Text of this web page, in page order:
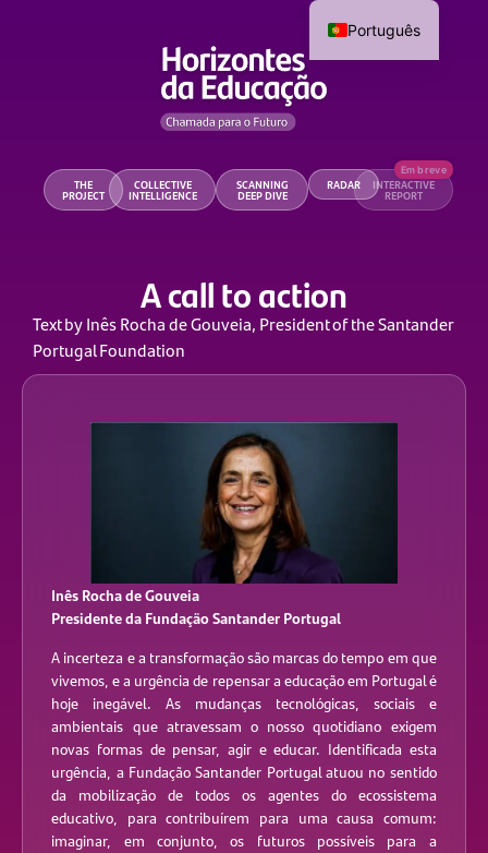
THE
PROJECT
COLLECTIVE
INTELLIGENCE
SCANNING
DEEP DIVE
RADAR INTERACTIVE
REPORT
A call to action
Text by Inês Rocha de Gouveia, President of the Santander
Portugal Foundation
Inês Rocha de Gouveia
Presidente da Fundação Santander Portugal
A incerteza e a transformação são marcas do tempo em que
vivemos, e a urgência de repensar a educação em Portugal é
hoje inegável. As mudanças tecnológicas, sociais e
ambientais que atravessam o nosso quotidiano exigem
novas formas de pensar, agir e educar. Identificada esta
urgência, a Fundação Santander Portugal atuou no sentido
da mobilização de todos os agentes do ecossistema
educativo, para contribuírem para uma causa comum:
imaginar, em conjunto, os futuros possíveis para a
Português